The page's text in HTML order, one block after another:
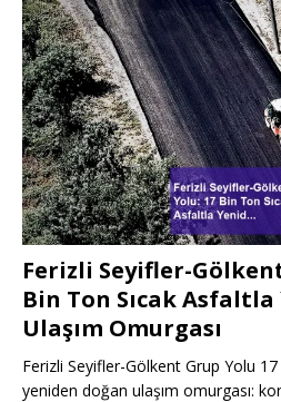
Ferizli Seyifler-
Bin Ton Sıcak
Ulaşım Omurgası
Ferizli Seyifler-Gölkent Grup Yolu
yeniden doğan ulaşım omurgası: